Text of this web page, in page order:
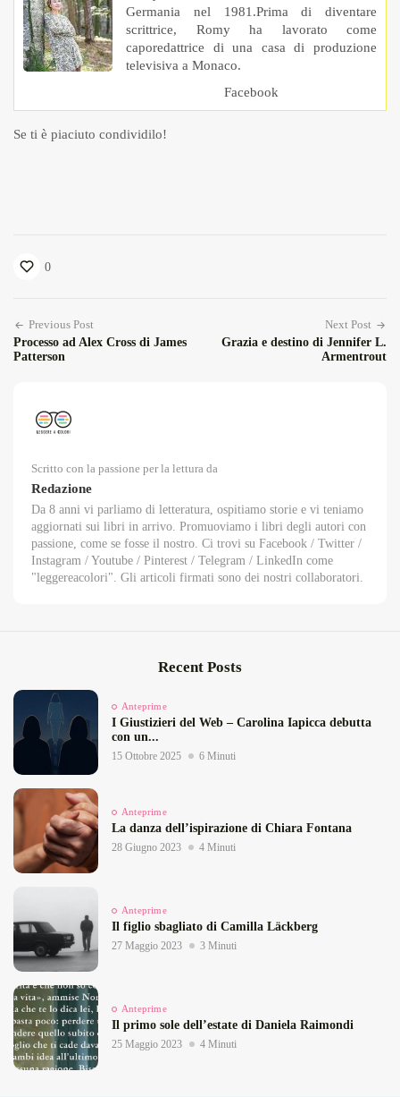
Germania nel 1981.Prima di diventare
scrittrice, Romy ha lavorato come
caporedattrice di una casa di produzione
televisiva a Monaco.
Facebook
Se ti è piaciuto condividilo!
0
Previous Post
Processo ad Alex Cross di James
Patterson
Next Post
Grazia e destino di Jennifer L.
Armentrout
Scritto con la passione per la lettura da
Redazione
Da 8 anni vi parliamo di letteratura, ospitiamo storie e vi teniamo
aggiornati sui libri in arrivo. Promuoviamo i libri degli autori con
passione, come se fosse il nostro. Ci trovi su Facebook / Twitter /
Instagram / Youtube / Pinterest / Telegram / LinkedIn come
"leggereacolori". Gli articoli firmati sono dei nostri collaboratori.
Recent Posts
Anteprime
I Giustizieri del Web – Carolina Iapicca debutta
con un...
15 Ottobre 2025 6 Minuti
Anteprime
La danza dell’ispirazione di Chiara Fontana
28 Giugno 2023 4 Minuti
Anteprime
Il figlio sbagliato di Camilla Läckberg
27 Maggio 2023 3 Minuti
Anteprime
Il primo sole dell’estate di Daniela Raimondi
25 Maggio 2023 4 Minuti